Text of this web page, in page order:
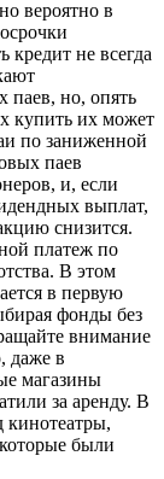
вероятно в
кредит не всегда
паев, но, опять
купить их может
по заниженной
паев
и, если
выплат,
снизится.
платеж по
В этом
в первую
фонды без
внимание
даже в
магазины
за аренду. В
были